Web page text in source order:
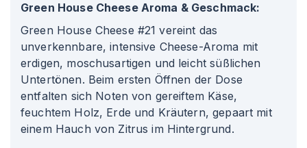
Green House Cheese Aroma & Geschmack:
Green House Cheese #21 vereint das
unverkennbare, intensive Cheese-Aroma mit
erdigen, moschusartigen und leicht süßlichen
Untertönen. Beim ersten Öffnen der Dose
entfalten sich Noten von gereiftem Käse,
feuchtem Holz, Erde und Kräutern, gepaart mit
einem Hauch von Zitrus im Hintergrund.